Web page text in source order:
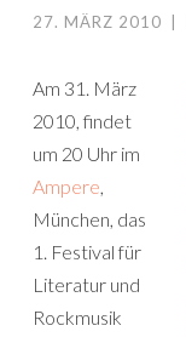
27. MÄRZ 2010
Am 31. März
2010, findet
um 20 Uhr im
Ampere,
München, das
1. Festival für
Literatur und
Rockmusik